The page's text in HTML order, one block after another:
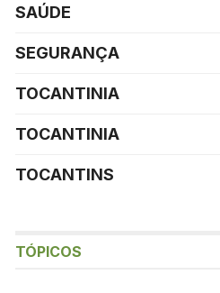
SAÚDE
SEGURANÇA
TOCANTINIA
TOCANTINIA
TOCANTINS
TÓPICOS